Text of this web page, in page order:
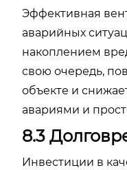
Эффективная
аварийных
накоплением
свою очередь,
объекте и
авариями и
8.3
Инвестиции в